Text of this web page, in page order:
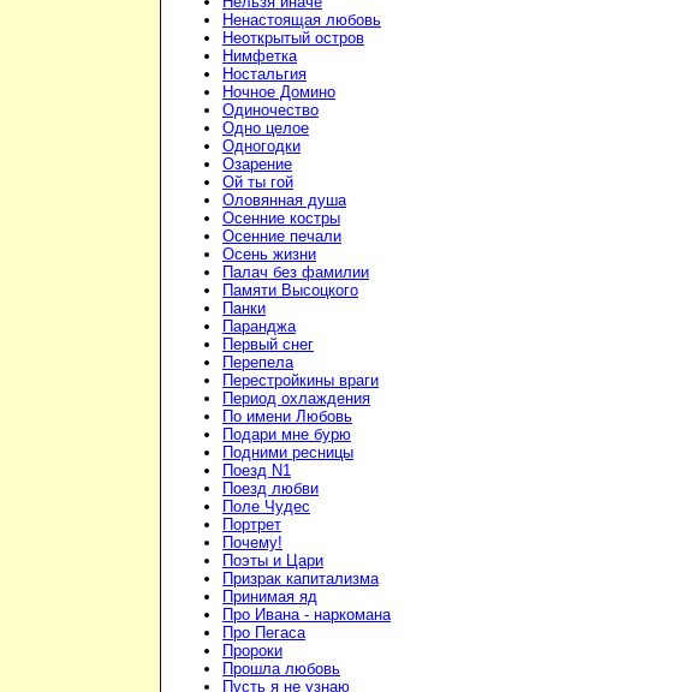
Ненастоящая любовь
Неоткрытый остров
Нимфетка
Ностальгия
Ночное Домино
Одиночество
Одно целое
Одногодки
Озарение
Ой ты гой
Оловянная душа
Осенние костры
Осенние печали
Осень жизни
Палач без фамилии
Памяти Высоцкого
Панки
Паранджа
Первый снег
Перепела
Перестройкины враги
Период охлаждения
По имени Любовь
Подари мне бурю
Подними ресницы
Поезд N1
Поезд любви
Поле Чудес
Портрет
Почему!
Поэты и Цари
Призрак капитализма
Принимая яд
Про Ивана - наркомана
Про Пегаса
Пророки
Прошла любовь
Пусть я не узнаю